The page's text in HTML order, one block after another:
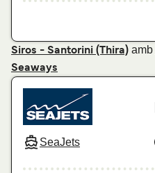
Siros - Santorini (Thira) amb
Seaways
SeaJets